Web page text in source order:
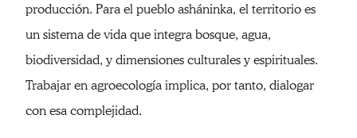
producción. Para el pueblo asháninka, el territorio es
un sistema de vida que integra bosque, agua,
biodiversidad, y dimensiones culturales y espirituales.
Trabajar en agroecología implica, por tanto, dialogar
con esa complejidad.